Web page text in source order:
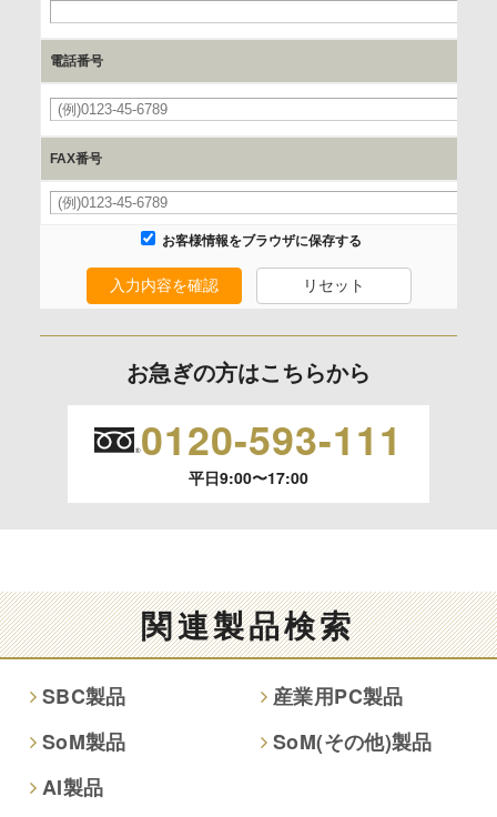
開示等のご請求は、下記お問い合わせ先窓口へご連絡願いま
す。
情報提供の任意性及び情報を与えなかった場合に本人に生じ
情報提供は任意ですが、情報を提供しなかった場合、情報の
項目によってはお問い合わせ等に
ご回答できない場合がございます。
本人が容易に認識できない方法による取得
なし
電話番号
FAX番号
お客様情報をブラウザに保存する
入力内容を確認 リセット
お急ぎの方はこちらから
0120-593-111
平日9:00〜17:00
関連製品検索
SBC製品
産業用PC製品
SoM製品
SoM(その他)製品
AI製品